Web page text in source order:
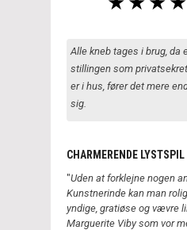
Alle kneb tages i brug, da
stillingen som
er i hus, fører det mere
sig.
CHARMERENDE LYSTSPIL
"Uden at forklejne nogen
Kunstnerinde kan man
yndige, gratiøse og vævre
Marguerite Viby som vor